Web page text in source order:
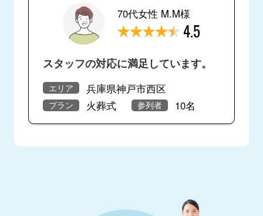
70代女性 M.M様
4.5
スタッフの対応に満足しています。
エリア 兵庫県神戸市西区
プラン 火葬式 参列者 10名